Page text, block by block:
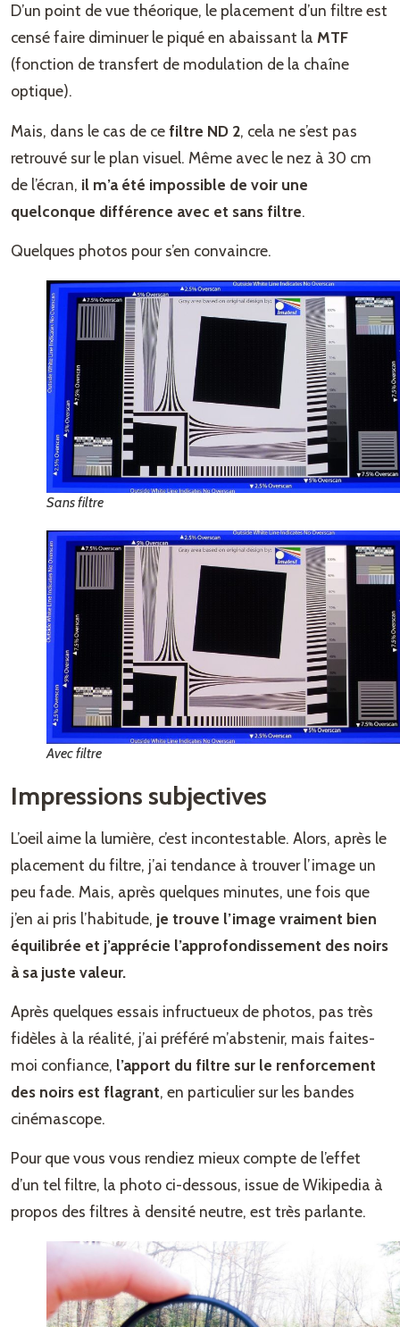
D’un point de vue théorique, le placement d’un filtre est
censé faire diminuer le piqué en abaissant la MTF
(fonction de transfert de modulation de la chaîne
optique).
Mais, dans le cas de cefiltre ND 2, cela ne s’est pas
retrouvé sur le plan visuel. Même avec le nez à 30 cm
de l’écran, il m’a été impossible de voir une
quelconque différence avec et sans filtre.
Quelques photos pour s’en convaincre.
Sans filtre
Avec filtre
Impressions subjectives
L’oeil aime la lumière, c’est incontestable. Alors, après le
placement du filtre, j’ai tendance à trouver l’image un
peu fade. Mais, après quelques minutes, une fois que
j’en ai pris l’habitude, je trouve l’image vraiment bien
équilibrée et j’apprécie l’approfondissement des noirs
à sa juste valeur.
Après quelques essais infructueux de photos, pas très
fidèles à la réalité, j’ai préféré m’abstenir, mais faites-
moi confiance, l’apport du filtre sur le renforcement
des noirs est flagrant, en particulier sur les bandes
cinémascope.
Pour que vous vous rendiez mieux compte de l’effet
d’un tel filtre, la photo ci-dessous, issue de Wikipedia à
propos des filtres à densité neutre, est très parlante.